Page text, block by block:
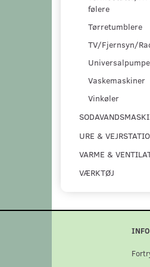
følere
Tørretumblere
TV/Fjernsyn/
Vaskemaskiner
Vinkøler
URE &
VARME &
VÆRKTØJ